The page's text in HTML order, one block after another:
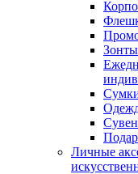
Зонты
Личные